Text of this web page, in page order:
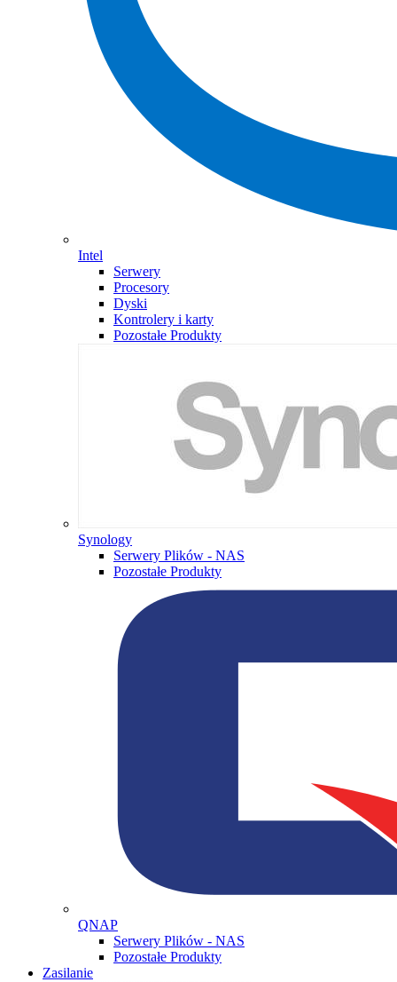
Intel
Serwery
Procesory
Dyski
Kontrolery i karty
Pozostałe Produkty
Synology
Serwery Plików - NAS
Pozostałe Produkty
QNAP
Serwery Plików - NAS
Pozostałe Produkty
Zasilanie